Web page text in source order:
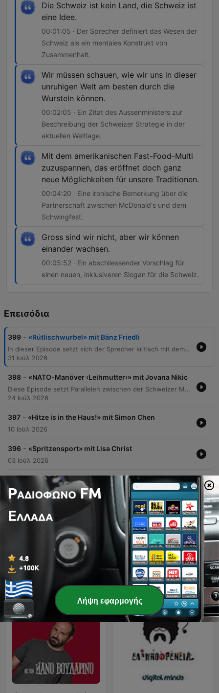
Die Schweiz ist kein Land, die Schweiz ist
eine Idee.
00:01:05 · Der Sprecher definiert das Wesen der
Schweiz als ein mentales Konstrukt von
Zusammenhalt.
Wir müssen schauen, wie wir uns in dieser
unruhigen Welt am besten durch die
Wursteln können.
00:02:05 · Ein Zitat des Aussenministers zur
Beschreibung der Schweizer Strategie in der
aktuellen Weltlage.
Mit dem amerikanischen Fast-Food-Multi
zuzuspannen, das eröffnet doch ganz
neue Möglichkeiten für unsere Traditionen.
00:04:20 · Eine ironische Bemerkung über die
Partnerschaft zwischen McDonald's und dem
Schwingfest.
Gross sind wir nicht, aber wir können
einander wachsen.
00:05:52 · Ein abschliessender Vorschlag für
einen neuen, inklusiveren Slogan für die Schweiz.
Επεισόδια
399 - «Rütlischwurbel» mit Bänz Friedli
In dieser Episode setzt sich der Sprecher kritisch mit dem Schweizer Nationalverständnis und den Mythen der Identität auseinander. Anhand von Beispielen wie dem Besuch von Bundesrat Parmelin in den USA, der Verwendung von Slogans wie „Switzerland great since 1291“ und der Rolle von McDonald's als Sponsor des Eidgenössischen Schwing- und Älplerfestes wird hinterfragt, ob die Schweiz ein geografisches Land oder eine rein ideelle „Willensnation“ ist. Der Beitrag reflektiert über den Zusammenhalt in einer multikulturellen Gesellschaft und problematisiert die Nutzung historischer Erzählungen zur Legitimierung von Nationalismus.
31 Ιούλ 2026
398 - «NATO-Manöver ‹Leihmutter›» mit Jovana Nikic
Diese Episode setzt Parallelen zwischen der Schweizer Munitionspolitik und den gesellschaftlichen Debatten um Leihmutterschaft sowie die sinkende Geburtenrate in der Schweiz. Der Sprecher kritisiert eine vermeintliche Doppelmoral, bei der Verbote im Inland durch Umgehung über die Landesgrenzen hinweg faktisch akzeptiert werden, ähnlich wie bei der Weiterleitung von Munition über NATO-Partner. Zudem wird die finanzielle Belastung durch Kita-Kosten und steigende Krankenkassenprämien thematisiert, welche die Familienplanung in der Schweiz massiv erschweren. Die Analyse stellt die These auf, dass das Schweizer Staatssystem die Familiengründung zu einem Luxusgut degradiert hat und fordert politische Reformen zur Entlastung von Familien.
24 Ιούλ 2026
397 - «Hitze is in the Haus!» mit Simon Chen
10 Ιούλ 2026
396 - «Spritzensport» mit Lisa Christ
03 Ιούλ 2026
«Lasst die Leute doch arbeiten!» mit Lisa Catena
19 Ιούν 2026
Εμφάνιση περισσότερων επεισοδίων
Περισσότερα podcasts Κωμωδία
Δείτε όλα
Λήψη εφαρμογής